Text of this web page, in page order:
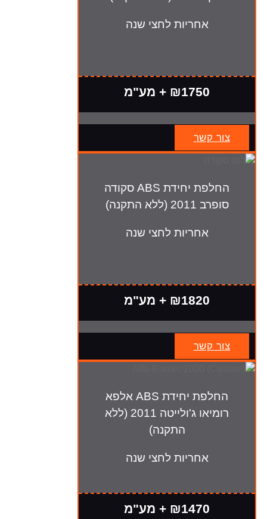
אחריות לחצי שנה
₪1750 + מע"מ
צור קשר
החלפת יחידת ABS סקודה
סופרב 2011 (ללא התקנה)
אחריות לחצי שנה
₪1820 + מע"מ
צור קשר
החלפת יחידת ABS אלפא
רומיאו ג'ולייטה 2011 (ללא
התקנה)
אחריות לחצי שנה
₪1470 + מע"מ